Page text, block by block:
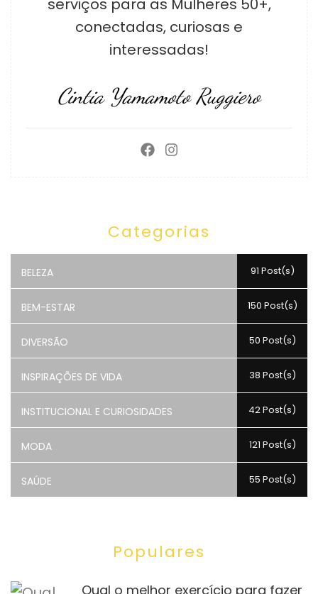
conectadas, curiosas e
interessadas!
Cintia Yamamoto Ruggiero
Categorias
BELEZA 91 Post(s)
BEM-ESTAR 150 Post(s)
DIVERSÃO 50 Post(s)
INSPIRAÇÕES DE VIDA 38 Post(s)
INSTITUCIONAL E CURIOSIDADES 42 Post(s)
MODA 121 Post(s)
SAÚDE 55 Post(s)
Populares
Qual o melhor exercício para fazer